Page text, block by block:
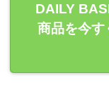
DAILY
商品を今す